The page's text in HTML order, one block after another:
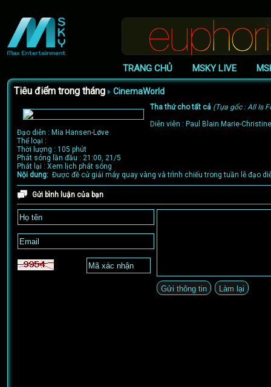
TRANG CHỦ MSKY LIVE
Tiêu điểm trong tháng CinemaWorld
Tha thứ cho tất cả (Tựa gốc : All Is
Diễn viên : Paul Blain Marie-
Đạo diễn : Mia Hansen-Løve
Thể loại :
Thời lượng : 105 phút
Phát sóng lần đầu : 21:00, 21/5
Phát lại : Xem lịch phát sóng
Nội dung: Được đề cử giải máy quay vàng và trình chiếu trong tuần lễ đạo
Gửi bình luận của bạn